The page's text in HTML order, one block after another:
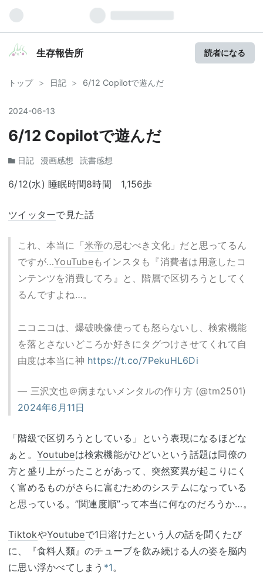
生存報告所 読者になる
トップ > 日記 > 6/12 Copilotで遊んだ
2024-06-13
6/12 Copilotで遊んだ
日記 漫画感想 読書感想
6/12(水) 睡眠時間8時間 1,156歩
ツイッターで見た話
これ、本当に「米帝の忌むべき文化」だと思ってるん
ですが…YouTubeもインスタも『消費者は用意したコ
ンテンツを消費してろ』と、階層で区切ろうとしてく
るんですよね…。
ニコニコは、爆破映像使っても怒らないし、検索機能
を落とさないどころか好きにタグつけさせてくれて自
由度は本当に神 https://t.co/7PekuHL6Di
— 三沢文也＠病まないメンタルの作り方 (@tm2501)
2024年6月11日
「階級で区切ろうとしている」という表現になるほどな
ぁと。 Youtubeは検索機能がひどいという話題は同僚の
方と盛り上がったことがあって、突然変異が起こりにく
く富めるものがさらに富むためのシステムになっている
と思っている。”関連度順”って本当に何なのだろうか…。
TiktokやYoutubeで1日溶けたという人の話を聞くたび
に、『食料人類』のチューブを飲み続ける人の姿を脳内
に思い浮かべてしまう *1。